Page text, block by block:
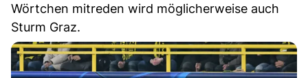
Wörtchen mitreden wird möglicherweise auch
Sturm Graz.